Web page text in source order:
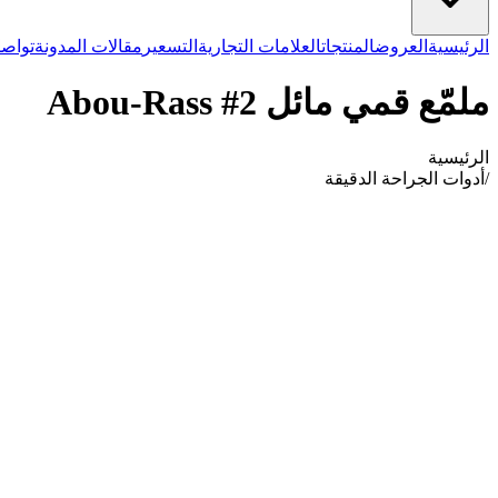
الرئيسية العروضالمنتجاتالعلامات التجارية التسعير مقالات المدونة
ملمّع قمي مائل Abou-Rass #2
الرئيسية
/ أدوات الجراحة الدقيقة